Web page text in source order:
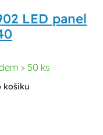
LED panel
> 50 ks
košíku